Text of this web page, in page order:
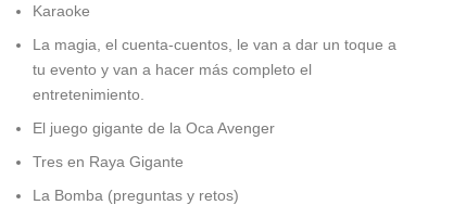
Karaoke
La magia, el cuenta-cuentos, le van a dar un toque a
tu evento y van a hacer más completo el
entretenimiento.
El juego gigante de la Oca Avenger
Tres en Raya Gigante
La Bomba (preguntas y retos)